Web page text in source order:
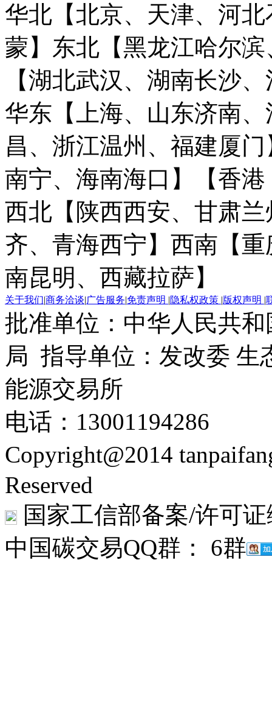
华北【北京、天津、河
蒙】 东北【黑龙江哈尔
【湖北武汉、湖南长沙
华东【上海、山东济南
昌、浙江温州、福建厦门
南宁、海南海口】
【香
西北【陕西西安、甘肃
齐、青海西宁】 西南【
南昆明、西藏拉萨】
关于我们|商务洽谈|广告服务|免责声明 |隐私权政策 |版权声明 |
批准单位：中华人民共
局 指导单位：发改委 生
能源交易所
电话：13001194286
Copyright@2014
Reserved
国家工信部备案/许可
中国碳交易QQ群： 6群